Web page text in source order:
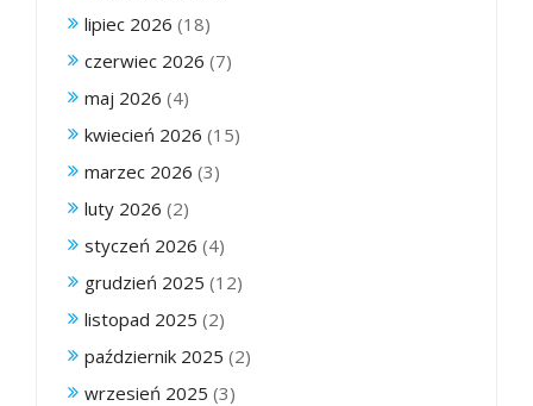
lipiec 2026 (18)
czerwiec 2026 (7)
maj 2026 (4)
kwiecień 2026 (15)
marzec 2026 (3)
luty 2026 (2)
styczeń 2026 (4)
grudzień 2025 (12)
listopad 2025 (2)
październik 2025 (2)
wrzesień 2025 (3)